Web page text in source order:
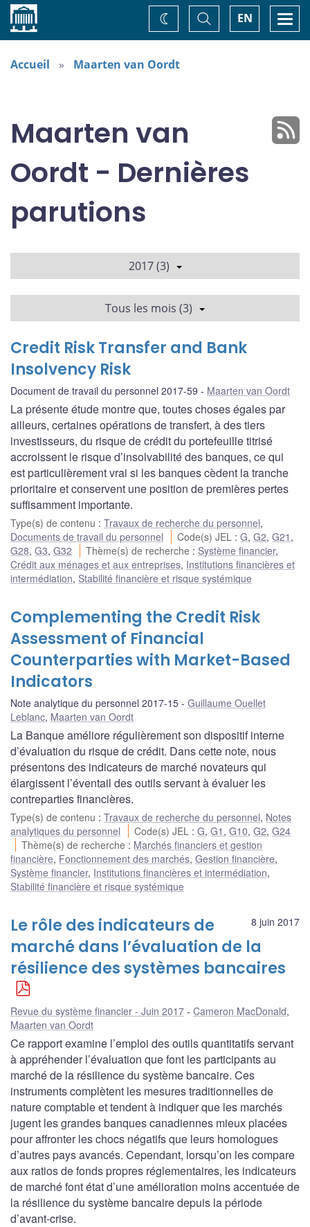
Accueil EN
Basculer
la
recherche
Changez
de
thème
Accueil Maarten van Oordt
Maarten van
Oordt - Dernières
parutions
2017 (3)
Tous les mois (3)
Credit Risk Transfer and Bank
Insolvency Risk
Document de travail du personnel 2017-59 Maarten van Oordt
La présente étude montre que, toutes choses égales par
ailleurs, certaines opérations de transfert, à des tiers
investisseurs, du risque de crédit du portefeuille titrisé
accroissent le risque d’insolvabilité des banques, ce qui
est particulièrement vrai si les banques cèdent la tranche
prioritaire et conservent une position de premières pertes
suffisamment importante.
Type(s) de contenu : Travaux de recherche du personnel,
Documents de travail du personnel
Code(s) JEL :G,G2,G21 ,
G28, G3, G32 Thème(s) de recherche : Système financier,
Crédit aux ménages et aux entreprises, Institutions financières et
intermédiation, Stabilité financière et risque systémique
Complementing the Credit Risk
Assessment of Financial
Counterparties with Market-Based
Indicators
Note analytique du personnel 2017-15
Guillaume Ouellet
Leblanc, Maarten van Oordt
La Banque améliore régulièrement son dispositif interne
d’évaluation du risque de crédit. Dans cette note, nous
présentons des indicateurs de marché novateurs qui
élargissent l’éventail des outils servant à évaluer les
contreparties financières.
Type(s) de contenu : Travaux de recherche du personnel, Notes
analytiques du personnel
Code(s) JEL :G,G1 ,G10,G2,G24
Thème(s) de recherche : Marchés financiers et gestion
financière, Fonctionnement des marchés, Gestion financière,
Système financier, Institutions financières et intermédiation,
Stabilité financière et risque systémique
8 juin 2017
Le rôle des indicateurs de
marché dans l’évaluation de la
résilience des systèmes bancaires
Revue du système financier - Juin 2017 Cameron MacDonald,
Maarten van Oordt
Ce rapport examine l’emploi des outils quantitatifs servant
à appréhender l’évaluation que font les participants au
marché de la résilience du système bancaire. Ces
instruments complètent les mesures traditionnelles de
nature comptable et tendent à indiquer que les marchés
jugent les grandes banques canadiennes mieux placées
pour affronter les chocs négatifs que leurs homologues
d’autres pays avancés. Cependant, lorsqu’on les compare
aux ratios de fonds propres réglementaires, les indicateurs
de marché font état d’une amélioration moins accentuée de
la résilience du système bancaire depuis la période
d’avant-crise.